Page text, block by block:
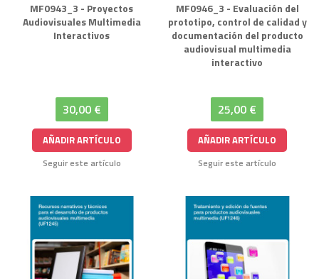
MF0943_3 - Proyectos
Audiovisuales Multimedia
Interactivos
30,00 €
AÑADIR ARTÍCULO
Seguir este artículo
MF0946_3 - Evaluación del
prototipo, control de calidad y
documentación del producto
audiovisual multimedia
interactivo
25,00 €
AÑADIR ARTÍCULO
Seguir este artículo